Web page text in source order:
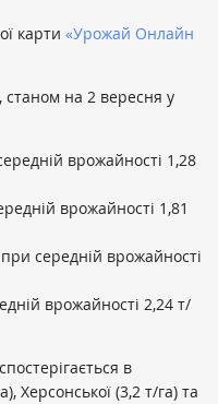
карти «Урожай Онлайн
на 2 вересня у
врожайності 1,28
врожайності 1,81
середній врожайності
врожайності 2,24 т/
в
Херсонської (3,2 т/га) та